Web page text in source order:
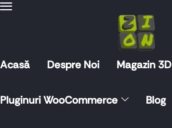
Acasă Despre Noi Magazin 3D
Pluginuri WooCommerce Blog